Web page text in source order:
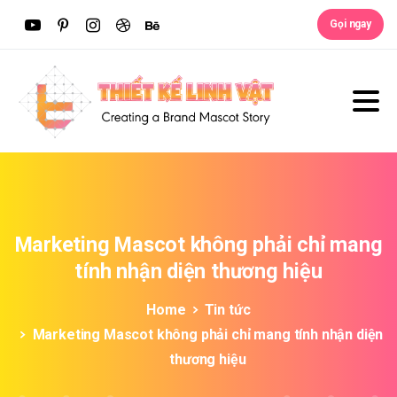
Gọi ngay
Marketing Mascot không phải chỉ mang
tính nhận diện thương hiệu
Home
Tin tức
Marketing Mascot không phải chỉ mang tính nhận diện
thương hiệu